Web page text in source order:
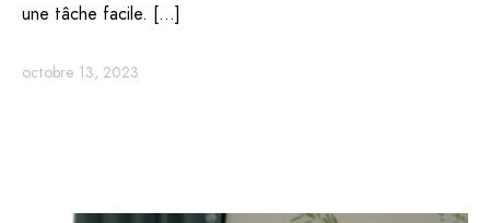
une tâche facile. […]
octobre 13, 2023